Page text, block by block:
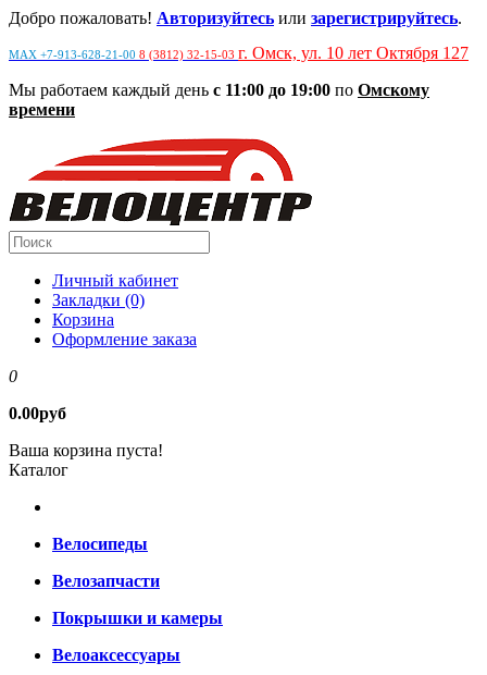
Добро пожаловать! Авторизуйтесь или зарегистрируйтесь.
MAX +7-913-628-21-00 8 (3812) 32-15-03 г. Омск, ул. 10 лет Октября 127
Мы работаем каждый день с 11:00 до 19:00 по Омскому
времени
Личный кабинет
Закладки (0)
Корзина
Оформление заказа
0
0.00руб
Ваша корзина пуста!
Каталог
Велосипеды
Велозапчасти
Покрышки и камеры
Велоаксессуары